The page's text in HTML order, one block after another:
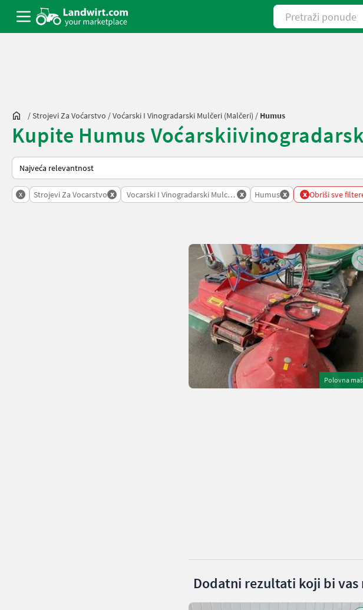
Pretraži ponude
/Strojevi Za Voćarstvo /Voćarski I Vinogradarski Mulčeri (malčeri) / Humus
Kupite Humus
Način na koji sortira Landwirt.com
x Strojevi Za Vocarstvo x Vocarski I Vinogradarski Mulceri Malceri
x Humus x x Obriši sve
Polovna
Dodatni rezultati koji bi